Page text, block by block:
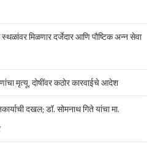
स्थळांवर मिळणार दर्जेदार आणि पौष्टिक अन्न सेवा
मृत्यू, दोषींवर कठोर कारवाईचे आदेश
दखल; डॉ. सोमनाथ गिते यांचा मा.